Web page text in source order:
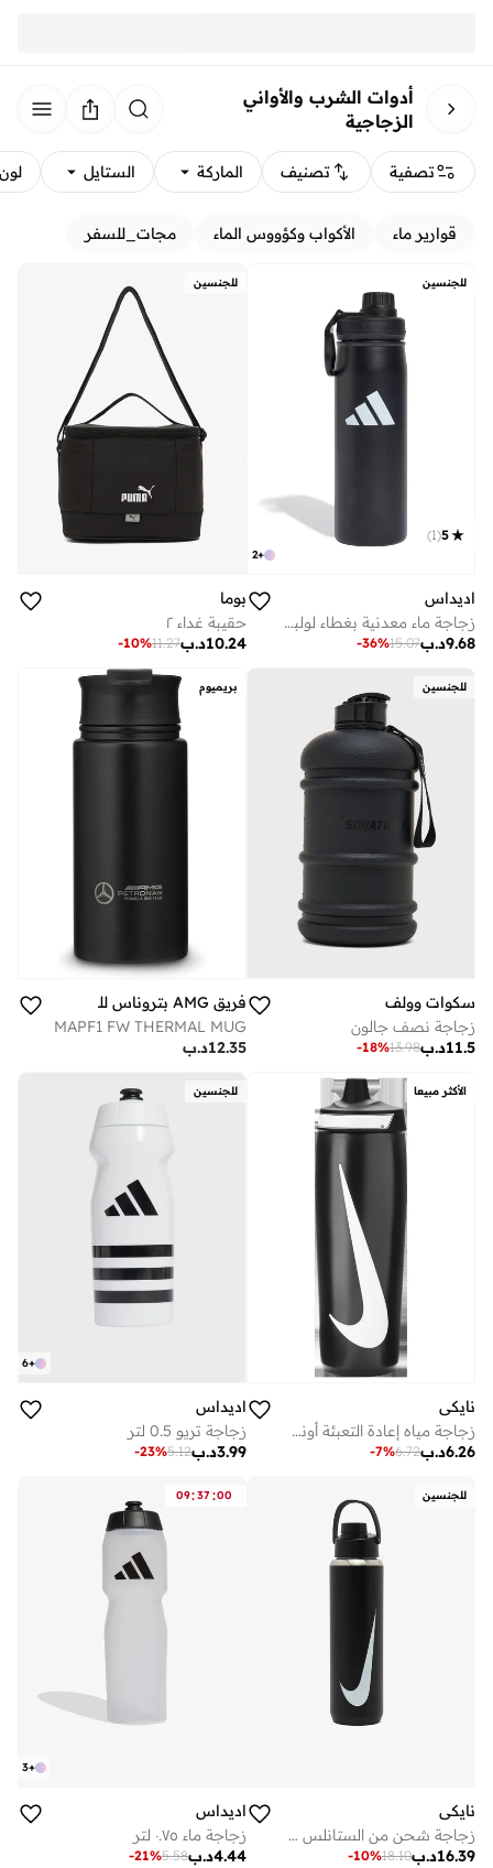
أدوات الشرب والأواني
الزجاجية
تصفية تصنيف الماركة الستايل لون
قوارير ماء الأكواب وكؤووس الماء مجات_للسفر
للجنسين
+
2
5
(
1
)
اديداس
زجاجة ماء معدنية بغطاء لولبي ٠.٦ لتر
د.ب9.68
15.07
-36%
للجنسين
بوما
حقيبة غداء ٢
د.ب10.24
11.27
-10%
للجنسين
سكوات وولف
زجاجة نصف جالون
د.ب11.5
13.98
-18%
بريميوم
فريق AMG بتروناس للفورمولا 1
MAPF1 FW THERMAL MUG
د.ب12.35
الأكثر مبيعا
نايكي
زجاجة مياه إعادة التعبئة أونصة
د.ب6.26
6.72
-7%
للجنسين
+
6
اديداس
زجاجة تريو 0.5 لتر
د.ب3.99
5.12
-23%
للجنسين
نايكي
زجاجة شحن من الستانلس ستيل بسعة أونصة
د.ب16.39
18.10
-10%
09:37 :00
+
3
اديداس
زجاجة ماء ٠.٧٥ لتر
د.ب4.44
5.58
-21%